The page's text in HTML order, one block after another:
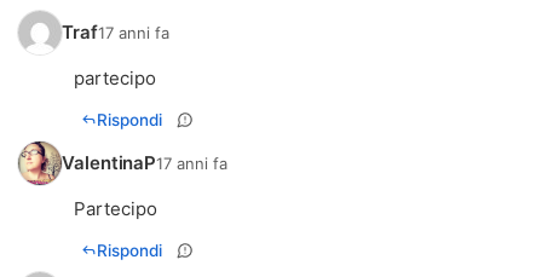
Traf17 anni fa
partecipo
Rispondi
ValentinaP17 anni fa
Partecipo
Rispondi